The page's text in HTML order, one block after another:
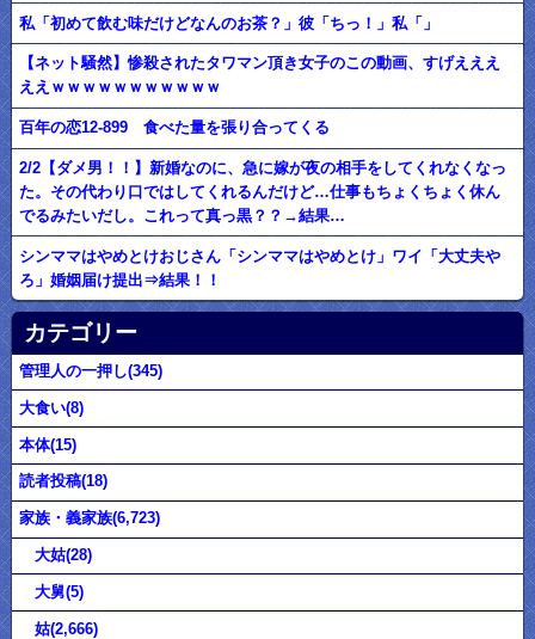
私「初めて飲む味だけどなんのお茶？」彼「ちっ！」私「」
【ネット騒然】惨殺されたタワマン頂き女子のこの動画、すげえええ
ええｗｗｗｗｗｗｗｗｗｗｗ
百年の恋12-899 食べた量を張り合ってくる
2/2【ダメ男！！】新婚なのに、急に嫁が夜の相手をしてくれなくなっ
た。その代わり口ではしてくれるんだけど…仕事もちょくちょく休ん
でるみたいだし。これって真っ黒？？→結果…
シンママはやめとけおじさん「シンママはやめとけ」ワイ「大丈夫や
ろ」婚姻届け提出⇒結果！！
カテゴリー
管理人の一押し(345)
大食い(8)
本体(15)
読者投稿(18)
家族・義家族(6,723)
大姑(28)
大舅(5)
姑(2,666)